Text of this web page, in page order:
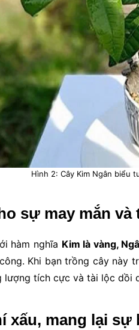
Hình 2: Cây Kim Ngân biểu
sự may mắn
hàm nghĩa Kim là vàng,
Khi bạn trồng cây này
lượng tích cực và tài lộc dồi
xấu, mang lại sự